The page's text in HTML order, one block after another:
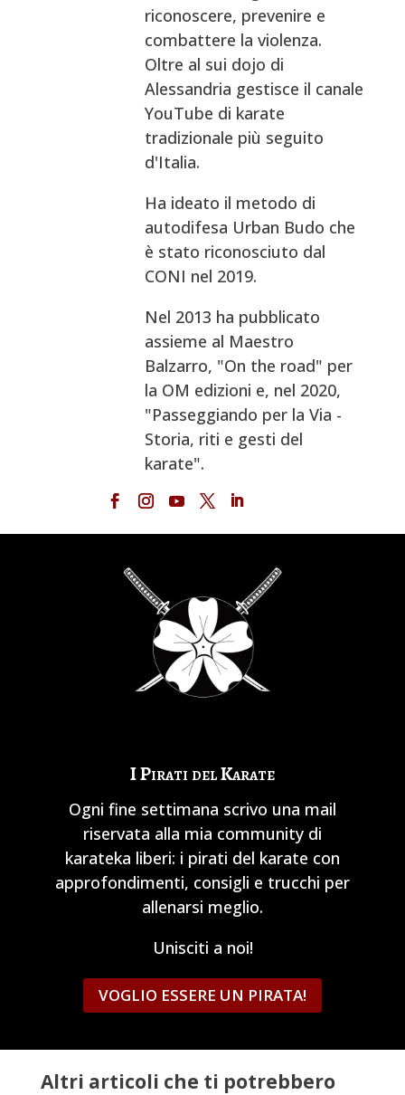
riconoscere, prevenire e
combattere la violenza.
Oltre al sui dojo di
Alessandria gestisce il canale
YouTube di karate
tradizionale più seguito
d'Italia.
Ha ideato il metodo di
autodifesa Urban Budo che
è stato riconosciuto dal
CONI nel 2019.
Nel 2013 ha pubblicato
assieme al Maestro
Balzarro, "On the road" per
la OM edizioni e, nel 2020,
"Passeggiando per la Via -
Storia, riti e gesti del
karate".
I Pirati del Karate
Ogni fine settimana scrivo una mail
riservata alla mia community di
karateka liberi: i pirati del karate con
approfondimenti, consigli e trucchi per
allenarsi meglio.
Unisciti a noi!
VOGLIO ESSERE UN PIRATA!
Altri articoli che ti potrebbero